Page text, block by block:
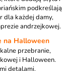
podkreślają
dla każdej damy,
andrzejkowej.
na Halloween
przebranie,
i Halloween.
detalami.